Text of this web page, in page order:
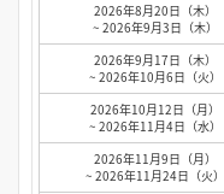
2026年8月20日（木）
~ 2026年9月3日（木）
2026年9月17日（木）
~ 2026年10月6日（火）
2026年10月12日（月）
~ 2026年11月4日（水）
2026年11月9日（月）
~ 2026年11月24日（火）